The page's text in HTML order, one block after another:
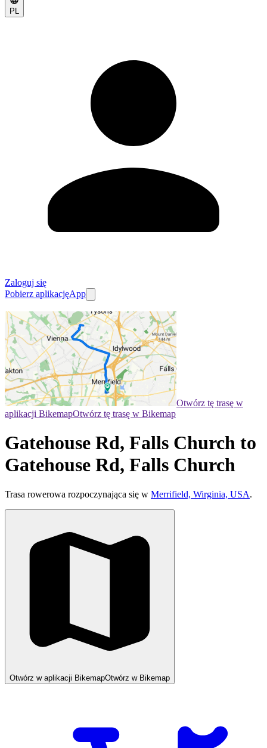
PL
Zaloguj się
Pobierz aplikacjęApp
Otwórz tę trasę w
aplikacji BikemapOtwórz tę trasę w Bikemap
Gatehouse Rd, Falls Church to
Gatehouse Rd, Falls Church
Trasa rowerowa rozpoczynająca się w Merrifield, Wirginia, USA.
Otwórz w aplikacji BikemapOtwórz w Bikemap